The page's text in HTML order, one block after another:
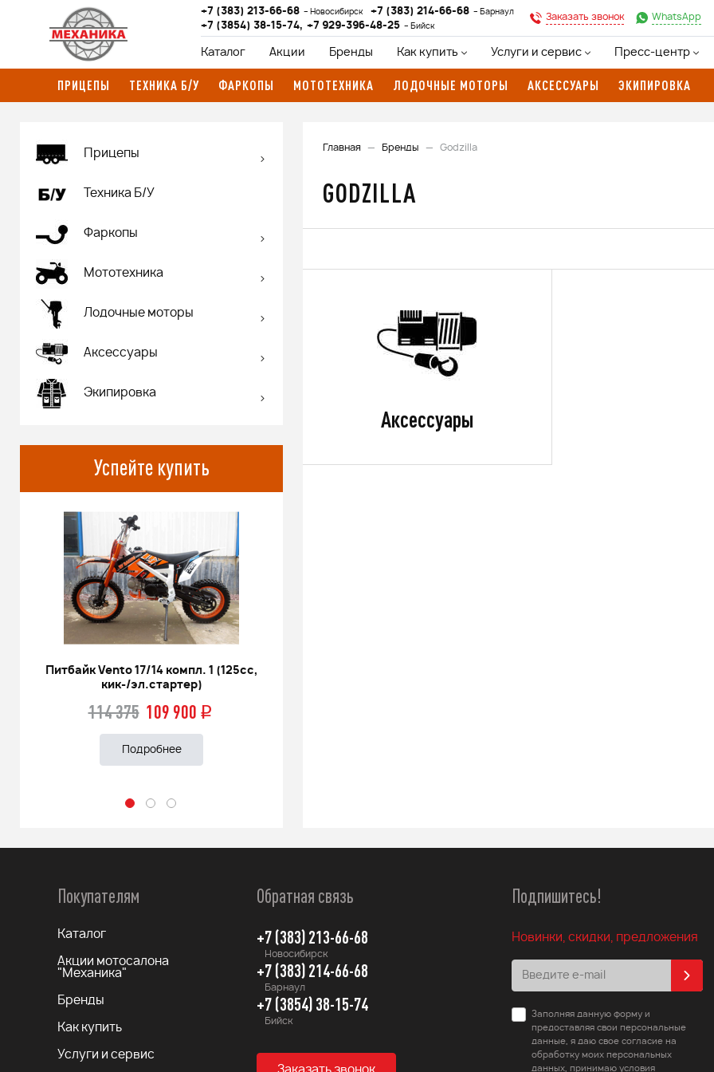
+7 (383) 213-66-68 Новосибирск +7 (383) 214-66-68 Барнаул
+7 (3854) 38-15-74, +7 929-396-48-25 Бийск
Заказать звонок WhatsApp
Каталог Акции Бренды Как купить Услуги и сервис Пресс-центр
ПРИЦЕПЫ ТЕХНИКА Б/У ФАРКОПЫ МОТОТЕХНИКА ЛОДОЧНЫЕ МОТОРЫ АКСЕССУАРЫ ЭКИПИРОВКА
Главная Бренды Godzilla
GODZILLA
Прицепы
Техника Б/У
Фаркопы
Мототехника
Лодочные моторы
Аксессуары
Экипировка
Успейте купить
Скутер Vento (Венто) Naked 150-СС
(49,9)
105 000 q
Подробнее
Аксессуары
Покупателям
Каталог
Акции мотосалона
"Механика"
Бренды
Как купить
Услуги и сервис
Обратная связь
+7 (383) 213-66-68
Новосибирск
+7 (383) 214-66-68
Барнаул
+7 (3854) 38-15-74
Бийск
Подпишитесь!
Новинки, скидки, предложения
Заполняя данную форму и
предоставляя свои персональные
данные, я даю свое согласие на
обработку моих персональных
данных, принимаю условия